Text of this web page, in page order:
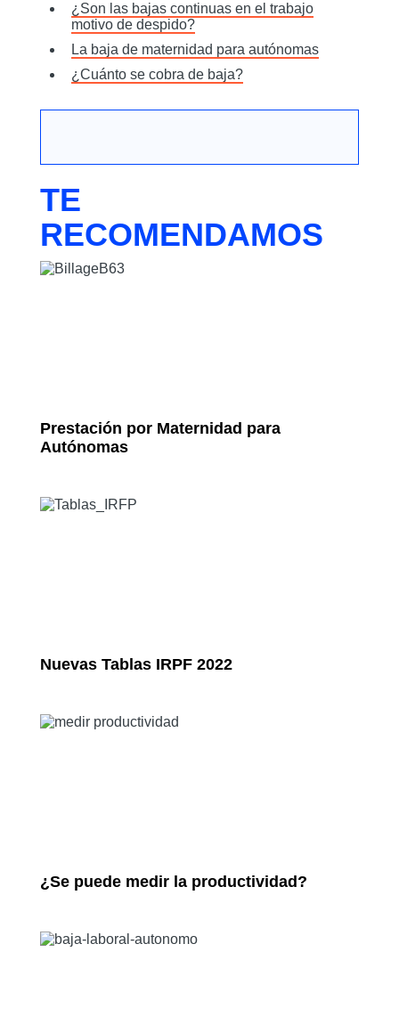
¿Son las bajas continuas en el trabajo
motivo de despido?
La baja de maternidad para autónomas
¿Cuánto se cobra de baja?
TE
RECOMENDAMOS
Prestación por Maternidad para
Autónomas
Nuevas Tablas IRPF 2022
¿Se puede medir la productividad?